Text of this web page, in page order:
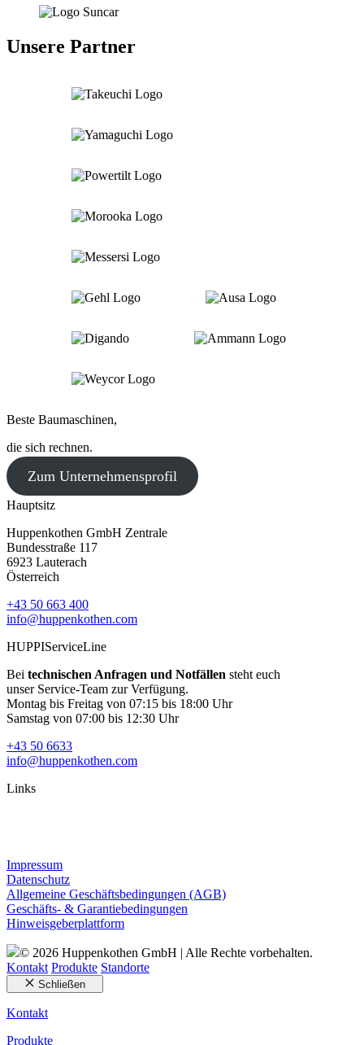
Unsere Partner
Beste Baumaschinen,
die sich rechnen.
Zum Unternehmensprofil
Hauptsitz
Huppenkothen GmbH Zentrale
Bundesstraße 117
6923 Lauterach
Österreich
+43 50 663 400
info@huppenkothen.com
HUPPIServiceLine
Bei technischen Anfragen und Notfällen steht euch
unser Service-Team zur Verfügung.
Montag bis Freitag von 07:15 bis 18:00 Uhr
Samstag von 07:00 bis 12:30 Uhr
+43 50 6633
info@huppenkothen.com
Links
Impressum
Datenschutz
Allgemeine Geschäftsbedingungen (AGB)
Geschäfts- & Garantiebedingungen
Hinweisgeberplattform
© 2026 Huppenkothen GmbH | Alle Rechte vorbehalten.
Kontakt Produkte Standorte
Schließen
Kontakt
Produkte